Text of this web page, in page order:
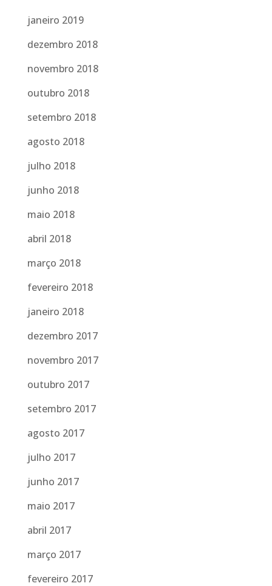
janeiro 2019
dezembro 2018
novembro 2018
outubro 2018
setembro 2018
agosto 2018
julho 2018
junho 2018
maio 2018
abril 2018
março 2018
fevereiro 2018
janeiro 2018
dezembro 2017
novembro 2017
outubro 2017
setembro 2017
agosto 2017
julho 2017
junho 2017
maio 2017
abril 2017
março 2017
fevereiro 2017